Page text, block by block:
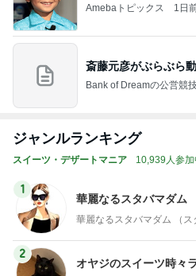
Amebaトピックス 1日
斎藤元彦がぶらぶら
Bank of Dreamの公営競
ジャンルランキング
スイーツ・デザートマニア 10,939人参加
1
華麗なるスタバマダム
華麗なるスタバマダム （ス
2
オヤジのスイーツ時々